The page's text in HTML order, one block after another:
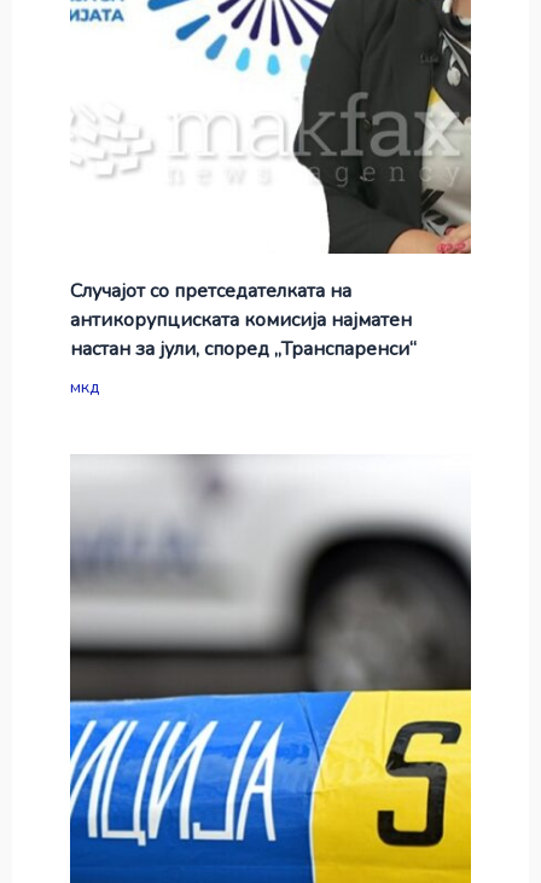
Случајот со претседателката на
антикорупциската комисија најматен
настан за јули, според „Транспаренси“
мкд